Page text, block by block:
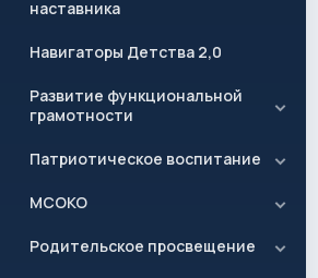
наставника
Навигаторы Детства 2,0
Развитие функциональной
грамотности
Патриотическое воспитание
МСОКО
Родительское просвещение